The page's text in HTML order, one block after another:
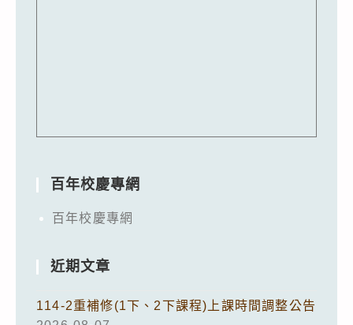
百年校慶專網
百年校慶專網
近期文章
114-2重補修(1下、2下課程)上課時間調整公告